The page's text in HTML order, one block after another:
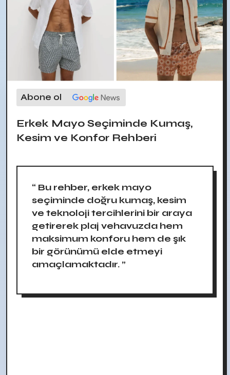
Abone ol
Erkek Mayo Seçiminde Kumaş,
Kesim ve Konfor Rehberi
“ Bu rehber, erkek mayo
seçiminde doğru kumaş, kesim
ve teknoloji tercihlerini bir araya
getirerek plaj vehavuzda hem
maksimum konforu hem de şık
bir görünümü elde etmeyi
amaçlamaktadır. ”